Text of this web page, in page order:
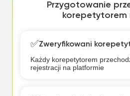
Przygotowanie
korepetytorem
✅Zweryfikowani
Każdy korepetytorem
rejestracji na platformie